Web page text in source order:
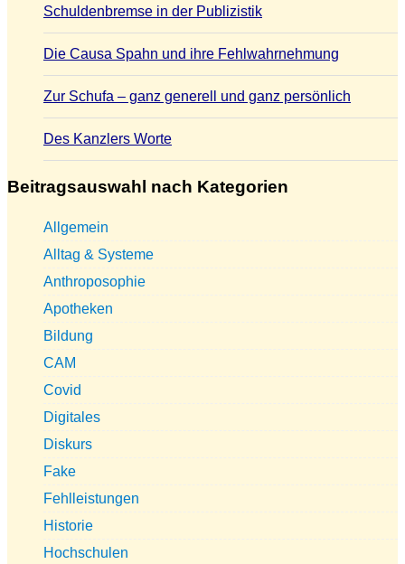
Schuldenbremse in der Publizistik
Die Causa Spahn und ihre Fehlwahrnehmung
Zur Schufa – ganz generell und ganz persönlich
Des Kanzlers Worte
Beitragsauswahl nach Kategorien
Allgemein
Alltag & Systeme
Anthroposophie
Apotheken
Bildung
CAM
Covid
Digitales
Diskurs
Fake
Fehlleistungen
Historie
Hochschulen